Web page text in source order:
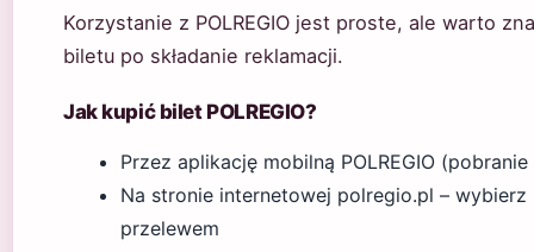
Korzystanie z POLREGIO jest proste, ale warto
biletu po składanie reklamacji.
Jak kupić bilet POLREGIO?
Przez aplikację mobilną POLREGIO
Na stronie internetowej polregio.pl – wybierz
przelewem